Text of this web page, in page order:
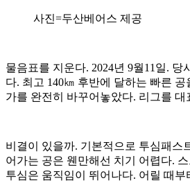
사진=두산베어스 제공
물음표를 지운다. 2024년 9월11일.
다. 최고 140㎞ 후반에 달하는 빠른
가를 완전히 바꾸어놓았다. 리그를
비결이 있을까. 기본적으로 투심패스
어가는 공은 웬만해선 치기 어렵다.
투심은 움직임이 뛰어나다. 어릴 때